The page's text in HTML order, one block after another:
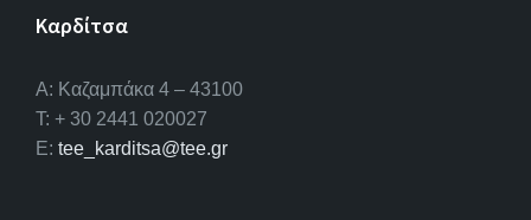
Καρδίτσα
Α: Καζαμπάκα 4 – 43100
T: + 30 2441 020027
E: tee_karditsa@tee.gr